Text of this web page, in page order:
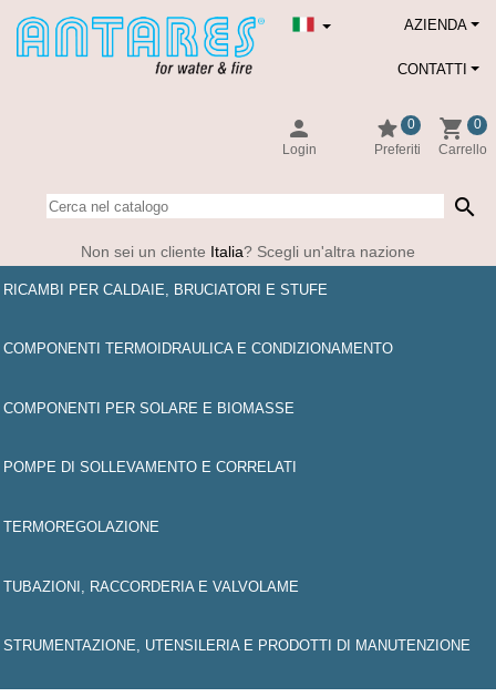
AZIENDA
person
Login
star
0
Preferiti
shopping_cart
0
Carrello
CONTATTI
search
Non sei un cliente Italia? Scegli un'altra nazione
RICAMBI PER CALDAIE, BRUCIATORI E STUFE
COMPONENTI TERMOIDRAULICA E CONDIZIONAMENTO
COMPONENTI PER SOLARE E BIOMASSE
POMPE DI SOLLEVAMENTO E CORRELATI
TERMOREGOLAZIONE
TUBAZIONI, RACCORDERIA E VALVOLAME
STRUMENTAZIONE, UTENSILERIA E PRODOTTI DI MANUTENZIONE